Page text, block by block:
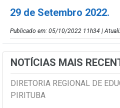
29 de Setembro 2022.
Publicado em: 05/10/2022 11h34 |
NOTÍCIAS MAIS
DIRETORIA REGIONAL DE
PIRITUBA